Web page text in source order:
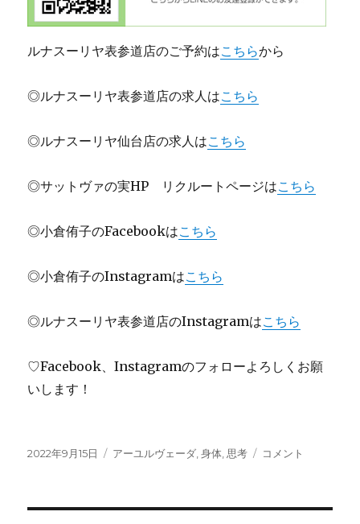
ルナスーリヤ表参道店のご予約はこちらから
◎ルナスーリヤ表参道店の求人はこちら
◎ルナスーリヤ仙台店の求人はこちら
◎サットヴァの実HP リクルートページはこちら
◎小倉侑子のFacebookはこちら
◎小倉侑子のInstagramはこちら
◎ルナスーリヤ表参道店のInstagramはこちら
♡Facebook、Instagramのフォローよろしくお願
いします！
投
2022年9月15日
カ
アーユルヴェーダ,身体,思考
我
コメント